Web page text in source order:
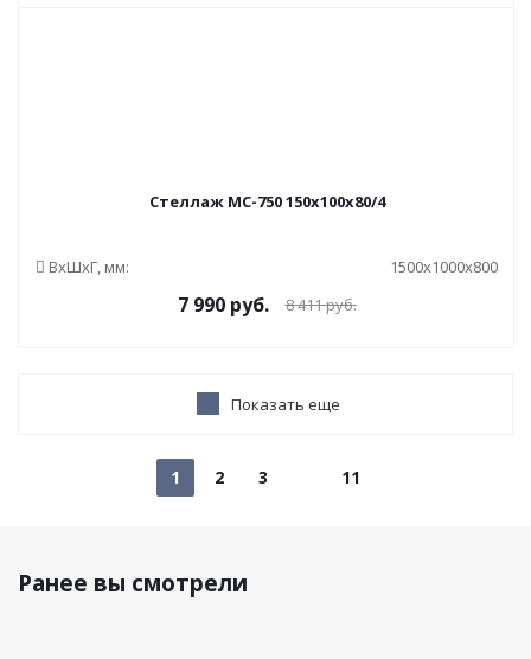
Стеллаж МС-750 150x100x80/4
ВxШxГ, мм: 1500x1000x800
7 990руб. 8 411руб.
Показать еще
1 2 3 11
Ранее вы смотрели